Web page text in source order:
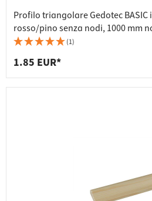
Profilo triangolare Gedotec
rosso/pino senza nodi, 1000 mm
1000 mm
(1)
1.85 EUR*